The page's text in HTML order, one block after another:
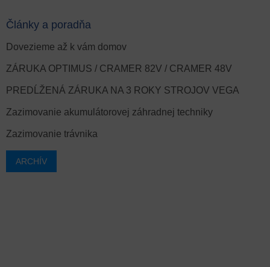
Články a poradňa
Dovezieme až k vám domov
ZÁRUKA OPTIMUS / CRAMER 82V / CRAMER 48V
PREDĹŽENÁ ZÁRUKA NA 3 ROKY STROJOV VEGA
Zazimovanie akumulátorovej záhradnej techniky
Zazimovanie trávnika
ARCHÍV